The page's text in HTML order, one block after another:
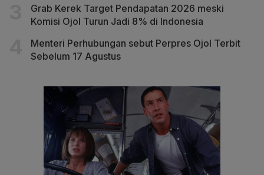
Grab Kerek Target Pendapatan 2026 meski
Komisi Ojol Turun Jadi 8% di Indonesia
Menteri Perhubungan sebut Perpres Ojol Terbit
Sebelum 17 Agustus